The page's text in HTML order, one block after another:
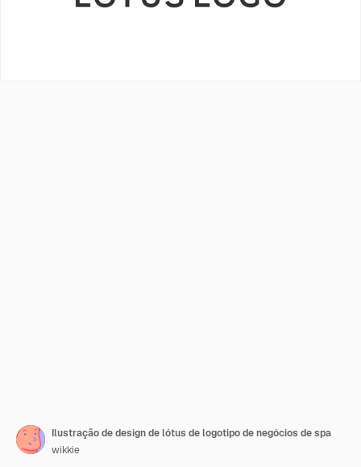
Ilustração de design de lótus de logotipo de negócios de spa
wikkie